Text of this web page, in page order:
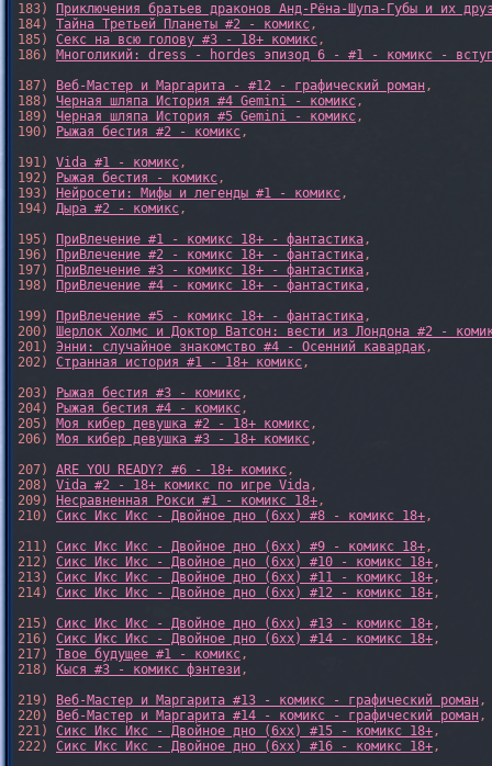
183)
Приключения братьев драконов Анд-Рёна-Шупа-Губы и их
184) Тайна Третьей Планеты #2 - комикс,
185) Секс на всю голову #3 - 18+ комикс,
186) Многоликий: dress - hordes эпизод 6 - #1 - комикс -
187)
Веб-Мастер и Маргарита - #12 - графический роман,
188) Черная шляпа История #4 Gemini - комикс,
189) Черная шляпа История #5 Gemini - комикс,
190)
Рыжая бестия #2 - комикс,
191) Vida #1 - комикс,
192)
Рыжая бестия - комикс,
193)
Нейросети: Мифы и легенды #1 - комикс,
194) Дыра #2 - комикс,
195)
ПриВлечение #1 - комикс 18+ - фантастика,
196)
ПриВлечение #2 - комикс 18+ - фантастика,
197)
ПриВлечение #3 - комикс 18+ - фантастика,
198)
ПриВлечение #4 - комикс 18+ - фантастика,
199)
ПриВлечение #5 - комикс 18+ - фантастика,
200) Шерлок Холмс и Доктор Ватсон: вести из Лондона #2 -
201) Энни: случайное знакомство #4 - Осенний кавардак,
202) Странная история #1 - 18+ комикс,
203)
Рыжая бестия #3 - комикс,
204)
Рыжая бестия #4 - комикс,
205) Моя кибер девушка #2 - 18+ комикс,
206) Моя кибер девушка #3 - 18+ комикс,
207) ARE YOU READY? #6 - 18+ комикс,
208) Vida #2 - 18+ комикс по игре Vida,
209)
Несравненная Рокси #1 - комикс 18+,
210) Сикс Икс Икс - Двойное дно (6xx) #8 - комикс 18+,
211) Сикс Икс Икс - Двойное дно (6xx) #9 - комикс 18+,
212) Сикс Икс Икс - Двойное дно (6xx) #10 - комикс 18+,
213) Сикс Икс Икс - Двойное дно (6xx) #11 - комикс 18+,
214) Сикс Икс Икс - Двойное дно (6xx) #12 - комикс 18+,
215) Сикс Икс Икс - Двойное дно (6xx) #13 - комикс 18+,
216) Сикс Икс Икс - Двойное дно (6xx) #14 - комикс 18+,
217) Твое будущее #1 - комикс,
218)
Кыся #3 - комикс фэнтези,
219)
Веб-Мастер и Маргарита #13 - комикс - графический роман,
220)
Веб-Мастер и Маргарита #14 - комикс - графический роман,
221) Сикс Икс Икс - Двойное дно (6xx) #15 - комикс 18+,
222) Сикс Икс Икс - Двойное дно (6xx) #16 - комикс 18+,